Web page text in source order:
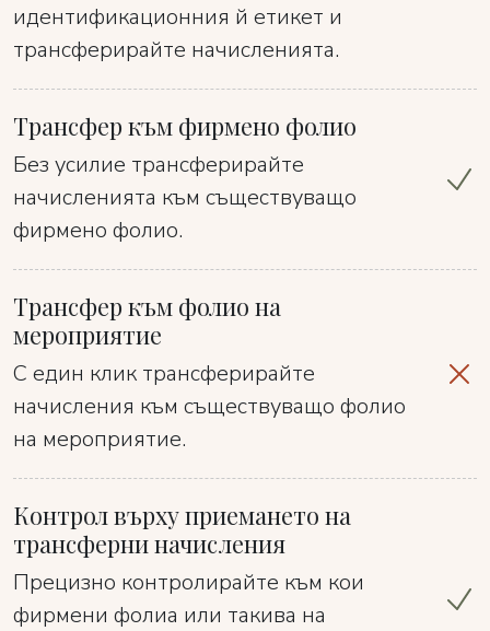
идентификационния й етикет и
трансферирайте начисленията.
Трансфер към фирмено фолио
Без усилие трансферирайте
начисленията към съществуващо
фирмено фолио.
Трансфер към фолио на
мероприятие
С един клик трансферирайте
начисления към съществуващо фолио
на мероприятие.
Контрол върху приемането на
трансферни начисления
Прецизно контролирайте към кои
фирмени фолиа или такива на